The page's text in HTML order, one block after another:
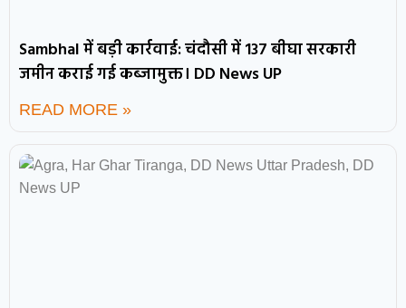
Sambhal में बड़ी कार्रवाई: चंदौसी में 137 बीघा सरकारी
जमीन कराई गई कब्जामुक्त। DD News UP
READ MORE »